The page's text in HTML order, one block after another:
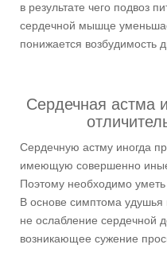
в результате чего подвоз
сердечной мышце
понижается возбудимость
Сердечная астма
Сердечную астму иногда
имеющую совершенно иные
Поэтому необходимо уметь
В основе симптома
не ослабление сердечной
возникающее сужение